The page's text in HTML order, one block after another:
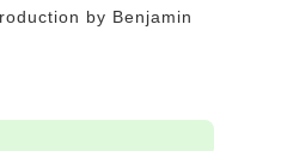
by Benjamin